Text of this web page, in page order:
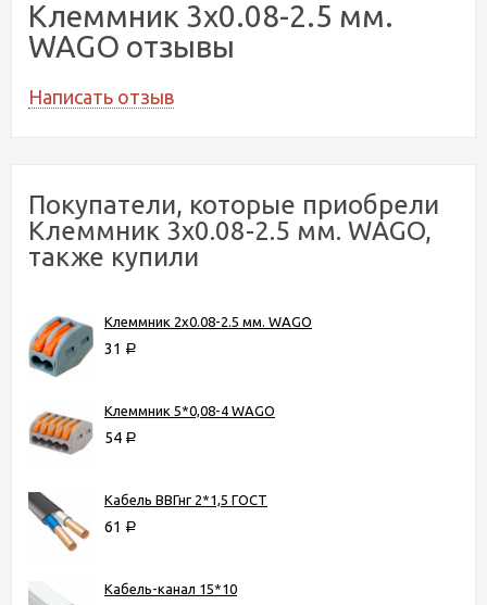
Клеммник 3х0.08-2.5 мм.
WAGO отзывы
Написать отзыв
Покупатели, которые приобрели
Клеммник 3х0.08-2.5 мм. WAGO,
также купили
Клеммник 2х0.08-2.5 мм. WAGO
31 Р
Клеммник 5*0,08-4 WAGO
54 Р
Кабель ВВГнг 2*1,5 ГОСТ
61 Р
Кабель-канал 15*10